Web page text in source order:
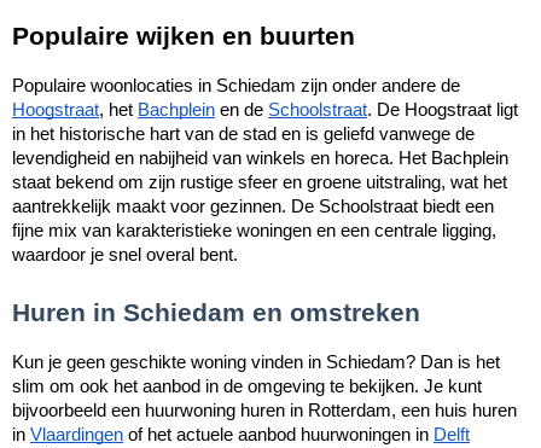
Populaire wijken en buurten
Populaire woonlocaties in Schiedam zijn onder andere de
Hoogstraat, het Bachplein en de Schoolstraat. De Hoogstraat ligt
in het historische hart van de stad en is geliefd vanwege de
levendigheid en nabijheid van winkels en horeca. Het Bachplein
staat bekend om zijn rustige sfeer en groene uitstraling, wat het
aantrekkelijk maakt voor gezinnen. De Schoolstraat biedt een
fijne mix van karakteristieke woningen en een centrale ligging,
waardoor je snel overal bent.
Huren in Schiedam en omstreken
Kun je geen geschikte woning vinden in Schiedam? Dan is het
slim om ook het aanbod in de omgeving te bekijken. Je kunt
bijvoorbeeld een huurwoning huren in Rotterdam, een huis huren
in Vlaardingen of het actuele aanbod huurwoningen in Delft